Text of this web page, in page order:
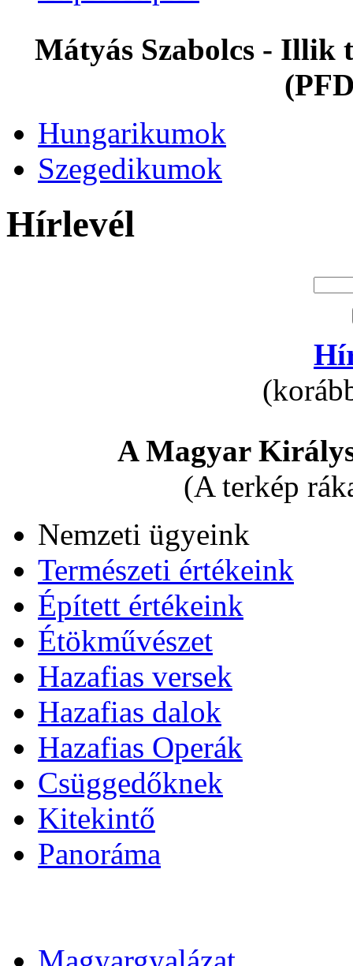
Mátyás Szabolcs - Illik
Hungarikumok
Szegedikumok
Hírlevél
A Magyar
(A terkép
Nemzeti ügyeink
Természeti értékeink
Épített értékeink
Étökművészet
Hazafias versek
Hazafias dalok
Hazafias Operák
Csüggedőknek
Kitekintő
Panoráma